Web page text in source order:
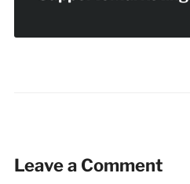
Leave a Comment